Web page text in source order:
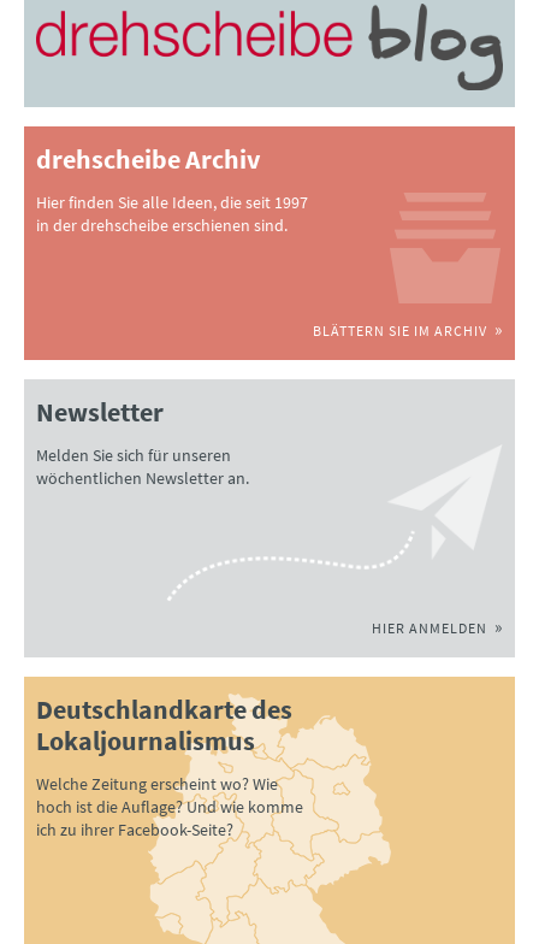
drehscheibe Archiv
Hier finden Sie alle Ideen, die seit 1997
in der drehscheibe erschienen sind.
BLÄTTERN SIE IM ARCHIV
Newsletter
Melden Sie sich für unseren
wöchentlichen Newsletter an.
HIER ANMELDEN
Deutschlandkarte des
Lokaljournalismus
Welche Zeitung erscheint wo? Wie
hoch ist die Auflage? Und wie komme
ich zu ihrer Facebook-Seite?